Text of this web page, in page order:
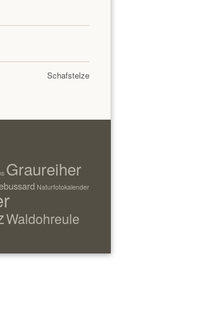
Schafstelze
Graureiher
Naturfotokalender
Waldohreule